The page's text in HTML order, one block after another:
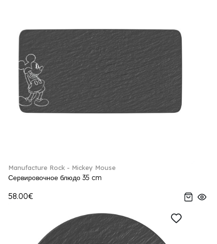
Manufacture Rock - Mickey Mouse
Сервировочное блюдо 35 cm
58.00€